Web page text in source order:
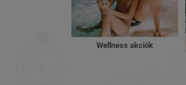
Wellness akciók